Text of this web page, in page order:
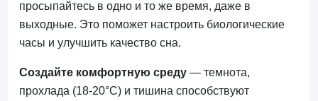
просыпайтесь в одно и то же время, даже в
выходные. Это поможет настроить биологические
часы и улучшить качество сна.
Создайте комфортную среду— темнота,
прохлада (18-20°C) и тишина способствуют